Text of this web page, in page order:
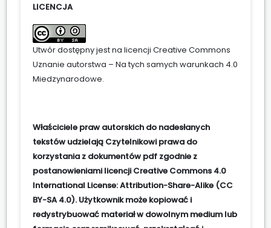
LICENCJA
Utwór dostępny jest na licencji Creative Commons
Uznanie autorstwa – Na tych samych warunkach 4.0
Miedzynarodowe.
Właściciele praw autorskich do nadesłanych
tekstów udzielają Czytelnikowi prawa do
korzystania z dokumentów pdf zgodnie z
postanowieniami licencji Creative Commons 4.0
International License: Attribution-Share-Alike (CC
BY-SA 4.0). Użytkownik może kopiować i
redystrybuować materiał w dowolnym medium lub